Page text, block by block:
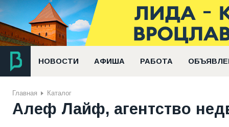
НОВОСТИ АФИША РАБОТА
Главная Каталог
Алеф Лайф, агентство